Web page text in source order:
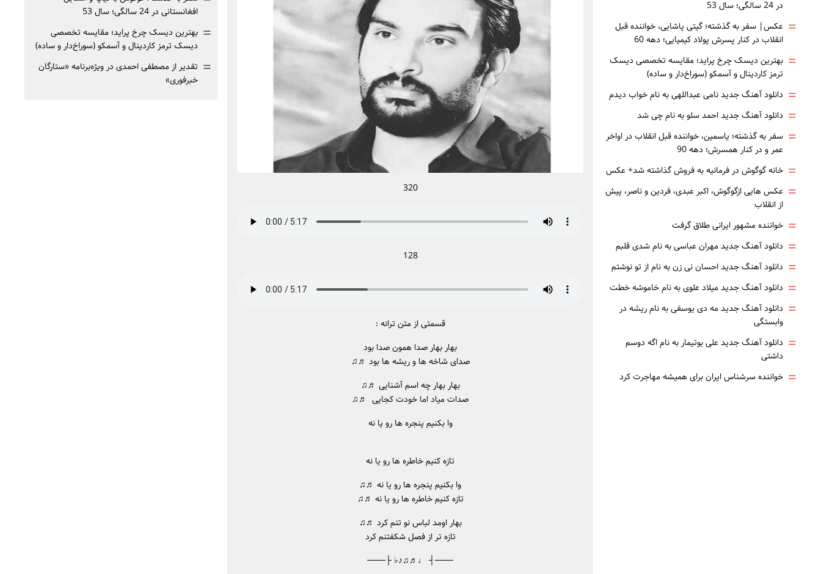
320
128
قسمتی از متن ترانه :
بهار بهار صدا همون صدا بود
صدای شاخه ها و ریشه ها بود ♬♫
بهار بهار چه اسم آشنایی ♬♫
صدات میاد اما خودت کجایی ♬♫
وا بکنیم پنجره ها رو یا نه
تازه کنیم خاطره ها رو یا نه
وا بکنیم پنجره ها رو یا نه ♬♫
تازه کنیم خاطره ها رو یا نه ♬♫
بهار اومد لباس نو تنم کرد ♬♫
تازه تر از فصل شکفتنم کرد
───┤ ♩♬♫♪♭ ├───
در 24 سالگی؛ سال 53
= عکس| سفر به گذشته؛ گیتی پاشایی، خواننده قبل
انقلاب در کنار پسرش پولاد کیمیایی؛ دهه 60
= بهترین دیسک چرخ پراید؛ مقایسه تخصصی دیسک
ترمز کاردینال و آسمکو (سوراخ‌دار و ساده)
= دانلود آهنگ جدید نامی عبداللهی به نام خواب دیدم
= دانلود آهنگ جدید احمد سلو به نام چی شد
= سفر به گذشته؛ یاسمین، خواننده قبل انقلاب در اواخر
عمر و در کنار همسرش؛ دهه 90
= خانه گوگوش در فرمانیه به فروش گذاشته شد+ عکس
= عکس هایی ازگوگوش، اکبر عبدی، فردین و ناصر، پیش
از انقلاب
= خواننده مشهور ایرانی طلاق گرفت
= دانلود آهنگ جدید مهران عباسی به نام شدی قلبم
= دانلود آهنگ جدید احسان نی زن به نام از تو نوشتم
= دانلود آهنگ جدید میلاد علوی به نام خاموشه خطت
= دانلود آهنگ جدید مه دی یوسفی به نام ریشه در
وابستگی
= دانلود آهنگ جدید علی بوتیمار به نام اگه دوسم
داشتی
= خواننده سرشناس ایران برای همیشه مهاجرت کرد
افغانستانی در 24 سالگی؛ سال 53
= بهترین دیسک چرخ پراید؛ مقایسه تخصصی
دیسک ترمز کاردینال و آسمکو (سوراخ‌دار و ساده)
= تقدیر از مصطفی احمدی در ویژه‌برنامه «ستارگان
خبرفوری»